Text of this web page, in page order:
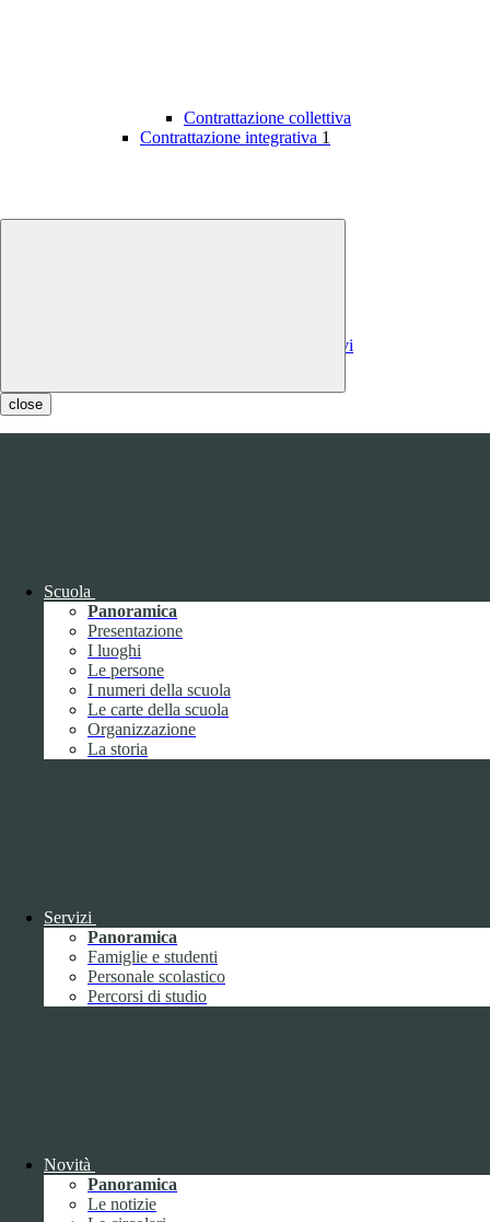
close
Scuola
Panoramica
Presentazione
I luoghi
Le persone
I numeri della scuola
Le carte della scuola
Organizzazione
La storia
Servizi
Panoramica
Famiglie e studenti
Personale scolastico
Percorsi di studio
Novità
Panoramica
Le notizie
Contrattazione collettiva
Contrattazione integrativa 1
Costi contratti integrativi
Bandi di concorso
Bandi di concorso (da pubblicare in
tabelle)
Performance1
Sistema di misurazione e valutazione della
performance